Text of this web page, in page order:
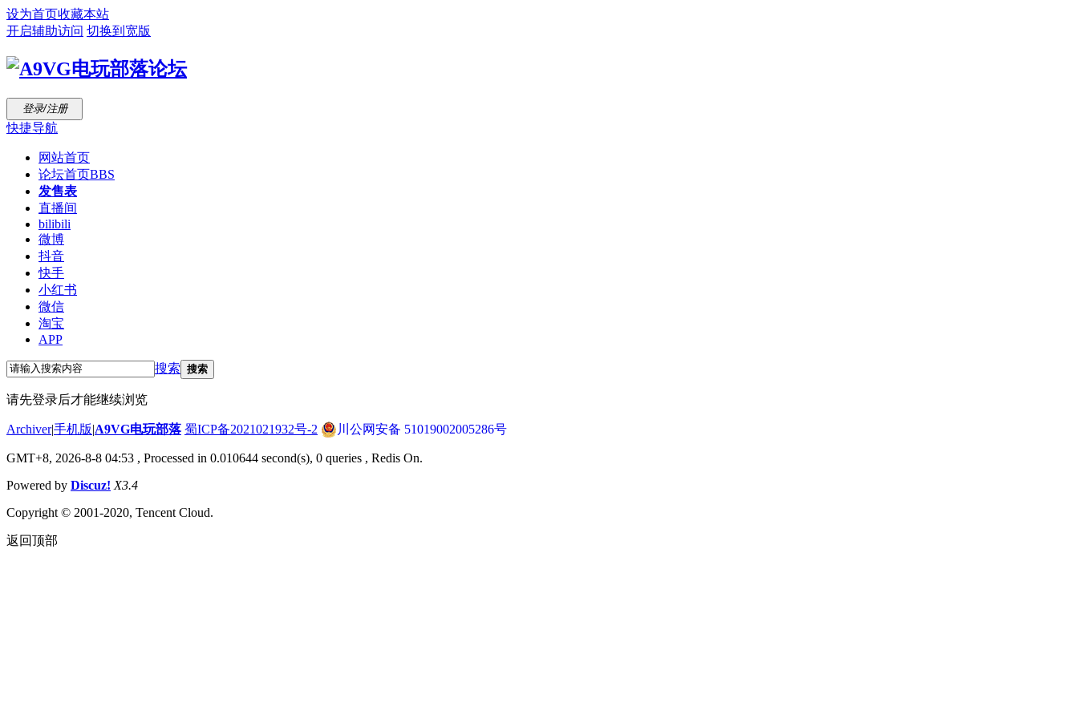
设为首页收藏本站
开启辅助访问 切换到宽版
登录/注册
快捷导航
网站首页
论坛首页BBS
发售表
直播间
bilibili
微博
抖音
快手
小红书
微信
淘宝
APP
搜索 搜索
请先登录后才能继续浏览
Archiver|手机版|A9VG电玩部落 蜀ICP备2021021932号-2 川公网安备 51019002005286号
GMT+8, 2026-8-8 04:53 , Processed in 0.010644 second(s), 0 queries , Redis On.
Powered by Discuz! X3.4
Copyright © 2001-2020, Tencent Cloud.
返回顶部